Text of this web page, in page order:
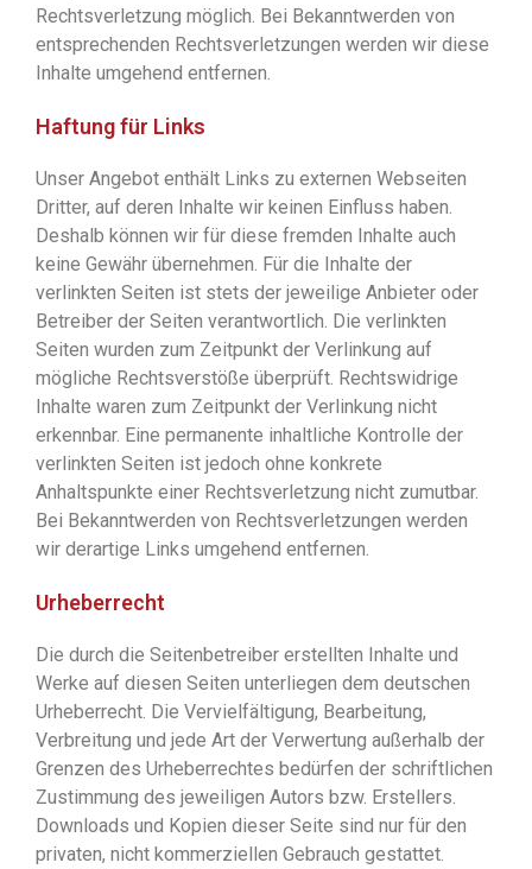
Rechtsverletzung möglich. Bei Bekanntwerden von
entsprechenden Rechtsverletzungen werden wir diese
Inhalte umgehend entfernen.
Haftung für Links
Unser Angebot enthält Links zu externen Webseiten
Dritter, auf deren Inhalte wir keinen Einfluss haben.
Deshalb können wir für diese fremden Inhalte auch
keine Gewähr übernehmen. Für die Inhalte der
verlinkten Seiten ist stets der jeweilige Anbieter oder
Betreiber der Seiten verantwortlich. Die verlinkten
Seiten wurden zum Zeitpunkt der Verlinkung auf
mögliche Rechtsverstöße überprüft. Rechtswidrige
Inhalte waren zum Zeitpunkt der Verlinkung nicht
erkennbar. Eine permanente inhaltliche Kontrolle der
verlinkten Seiten ist jedoch ohne konkrete
Anhaltspunkte einer Rechtsverletzung nicht zumutbar.
Bei Bekanntwerden von Rechtsverletzungen werden
wir derartige Links umgehend entfernen.
Urheberrecht
Die durch die Seitenbetreiber erstellten Inhalte und
Werke auf diesen Seiten unterliegen dem deutschen
Urheberrecht. Die Vervielfältigung, Bearbeitung,
Verbreitung und jede Art der Verwertung außerhalb der
Grenzen des Urheberrechtes bedürfen der schriftlichen
Zustimmung des jeweiligen Autors bzw. Erstellers.
Downloads und Kopien dieser Seite sind nur für den
privaten, nicht kommerziellen Gebrauch gestattet.